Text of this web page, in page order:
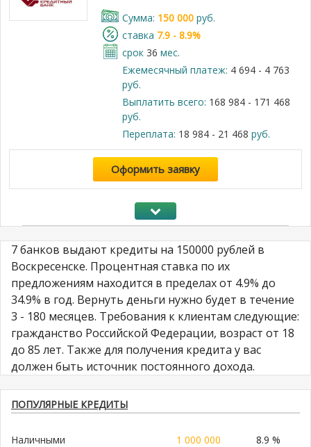
Cумма: 150 000руб.
cтавка 7.9 - 8.9%
срок 36 мес.
Ежемесячный платеж: 4 694 - 4 763
руб.
Выплатить всего: 168 984 - 171 468
руб.
Переплата: 18 984 - 21 468 руб.
Оформить заявку
7 банков выдают кредиты на 150000 рублей в
Воскресенске. Процентная ставка по их
предложениям находится в пределах от 4.9% до
34.9% в год. Вернуть деньги нужно будет в течение
3 - 180 месяцев. Требования к клиентам следующие:
гражданство Российской Федерации, возраст от 18
до 85 лет. Также для получения кредита у вас
должен быть источник постоянного дохода.
ПОПУЛЯРНЫЕ КРЕДИТЫ
Наличными 1 000 000 8.9 %